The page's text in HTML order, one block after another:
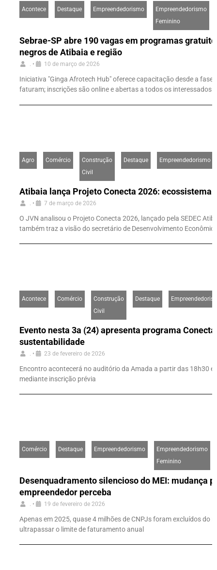
Acontece Destaque Empreendedorismo
Empreendedorismo
Feminino
Sebrae-SP abre 190 vagas em programas
negros de Atibaia e região
. • 10 de março de 2026
Iniciativa "Ginga Afrotech Hub" oferece capacitação desde a fase
faturam; inscrições são online e abertas a todos os interessados
Agro Comércio
Construção
Civil
Destaque Empreendedorismo
Atibaia lança Projeto Conecta 2026:
• 7 de março de 2026
O JVN analisou o Projeto Conecta 2026, lançado pela SEDEC
também traz a visão do secretário de Desenvolvimento
Acontece Comércio
Construção
Civil
Destaque
Evento nesta 3a (24) apresenta programa
sustentabilidade
. • 23 de fevereiro de 2026
Encontro acontecerá no auditório da Amada a partir das 18h30
mediante inscrição prévia
Comércio Destaque Empreendedorismo
Empreendedorismo
Feminino
Desenquadramento silencioso do MEI: mudança
empreendedor perceba
. • 19 de fevereiro de 2026
Apenas em 2025, quase 4 milhões de CNPJs foram excluídos
ultrapassar o limite de faturamento anual